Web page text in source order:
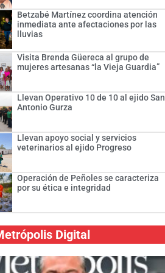
Betzabé Martínez coordina atención
inmediata ante afectaciones por las
lluvias
Visita Brenda Güereca al grupo de
mujeres artesanas “la Vieja Guardia”
Llevan Operativo 10 de 10 al ejido San
Antonio Gurza
Llevan apoyo social y servicios
veterinarios al ejido Progreso
Operación de Peñoles se caracteriza
por su ética e integridad
Digital